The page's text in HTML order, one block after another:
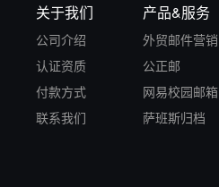
关于我们
公司介绍
认证资质
付款方式
联系我们
产品&服务
外贸邮件营销
公正邮
网易校园邮箱
萨班斯归档